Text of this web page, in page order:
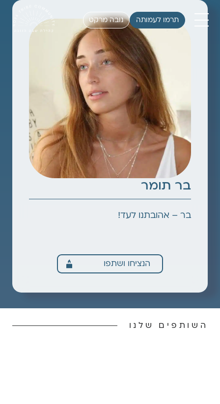
תרמו לעמותה נובה מרקט
בר תומר
בר – אהובתנו לעד!
הנציחו ושתפו
השותפים שלנו